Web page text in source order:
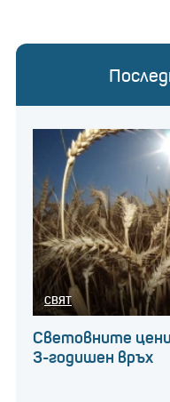
СВЯТ
Световните
3-годишен връх